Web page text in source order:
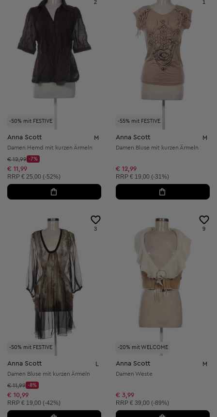
-50% mit FESTIVE
2
Anna Scott M
Damen Hemd mit kurzen Ärmeln
Startpreis:
€ 12,99
Discount Price:
-7%
Reduzierter Preis:
€ 11,99
Unverbindliche Preisempfehlung:
RRP € 25,00 (-52%)
-55% mit FESTIVE
1
Anna Scott M
Damen Bluse mit kurzen Ärmeln
€ 12,99
Unverbindliche Preisempfehlung:
RRP € 19,00 (-31%)
-50% mit FESTIVE
3
Anna Scott L
Damen Bluse mit kurzen Ärmeln
Startpreis:
€ 11,99
Discount Price:
-8%
Reduzierter Preis:
€ 10,99
Unverbindliche Preisempfehlung:
RRP € 19,00 (-42%)
-20% mit WELCOME
9
Anna Scott M
Damen Weste
€ 3,99
Unverbindliche Preisempfehlung:
RRP € 39,00 (-89%)